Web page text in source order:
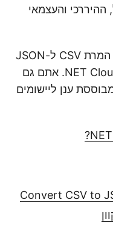
והעצמאי
במאמר זה, אנו נחקור כיצד לבצע המרת CSV ל-JSON
ב-C# .NET באמצעות ה-.NET Cloud SDK. אתם גם
ענן ליישומים
Convert CSV to